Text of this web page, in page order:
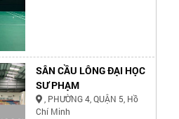
SÂN CẦU LÔNG ĐẠI HỌC
SƯ PHẠM
, PHƯỜNG 4, QUẬN 5, Hồ
Chí Minh